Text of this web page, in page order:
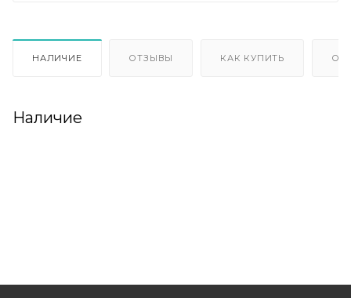
НАЛИЧИЕ ОТЗЫВЫ КАК КУПИТЬ
Наличие